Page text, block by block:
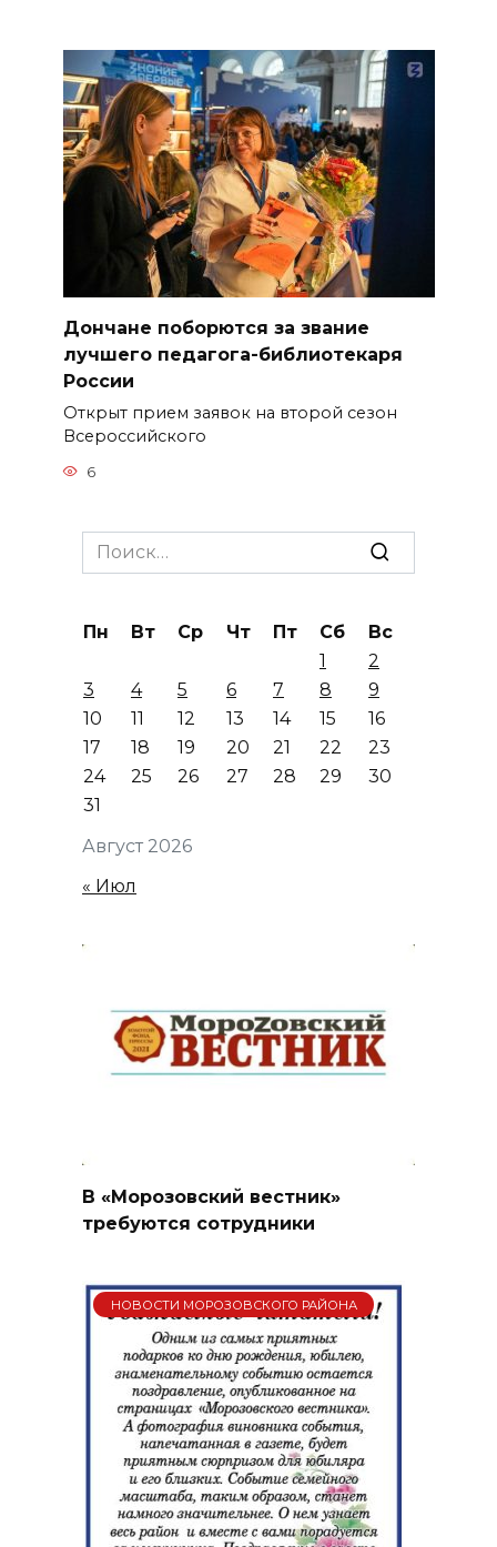
Дончане поборются за звание
лучшего педагога-библиотекаря
России
Открыт прием заявок на второй сезон
Всероссийского
6
Search
for:
Август 2026
Пн Вт Ср Чт Пт Сб
Вс
1
2
3
4 5 6 7 8
9
10
11 12 13 14 15
16
17
18 19 20 21 22
23
24
25 26 27 28 29
30
31
« Июл
В «Морозовский вестник»
требуются сотрудники
НОВОСТИ МОРОЗОВСКОГО РАЙОНА